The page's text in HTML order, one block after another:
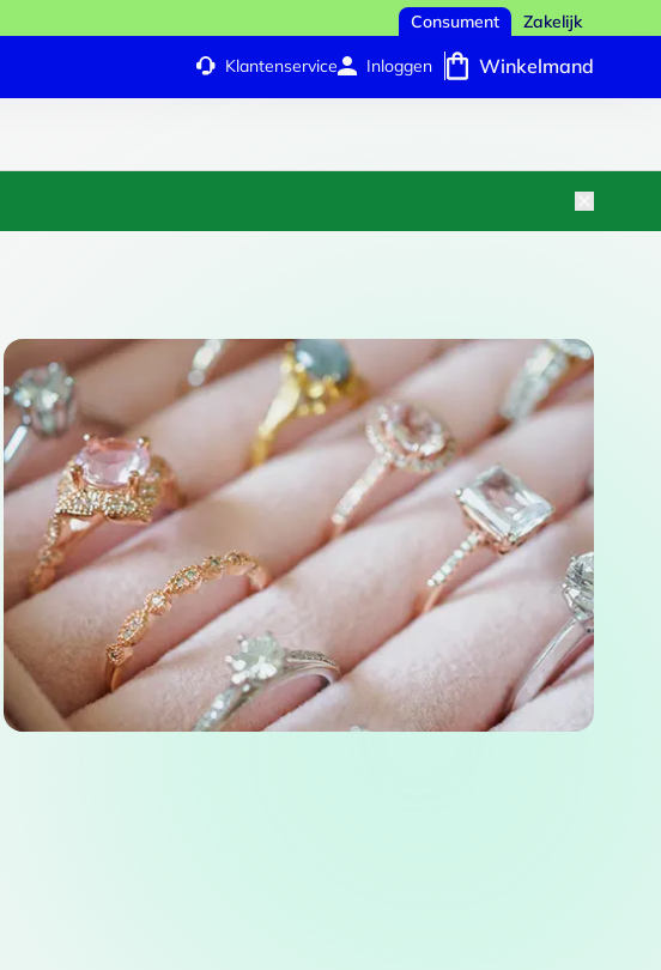
Consument Zakelijk
Klantenservice Inloggen Winkelmand